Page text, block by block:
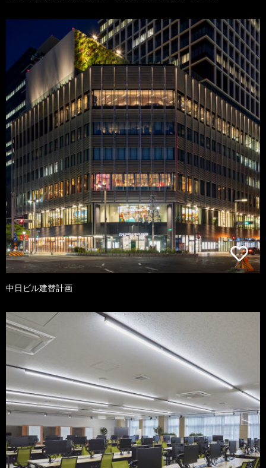
中日ビル建替計画